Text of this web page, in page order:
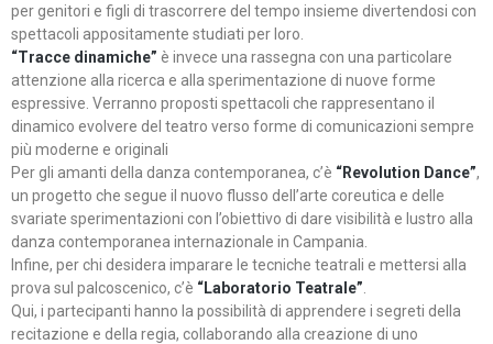
per genitori e figli di trascorrere del tempo insieme divertendosi con
spettacoli appositamente studiati per loro.
“Tracce dinamiche” è invece una rassegna con una particolare
attenzione alla ricerca e alla sperimentazione di nuove forme
espressive. Verranno proposti spettacoli che rappresentano il
dinamico evolvere del teatro verso forme di comunicazioni sempre
più moderne e originali
Per gli amanti della danza contemporanea, c’è “Revolution Dance”,
un progetto che segue il nuovo flusso dell’arte coreutica e delle
svariate sperimentazioni con l’obiettivo di dare visibilità e lustro alla
danza contemporanea internazionale in Campania.
Infine, per chi desidera imparare le tecniche teatrali e mettersi alla
prova sul palcoscenico, c’è “Laboratorio Teatrale”
Qui, i partecipanti hanno la possibilità di apprendere i segreti della
recitazione e della regia, collaborando alla creazione di uno